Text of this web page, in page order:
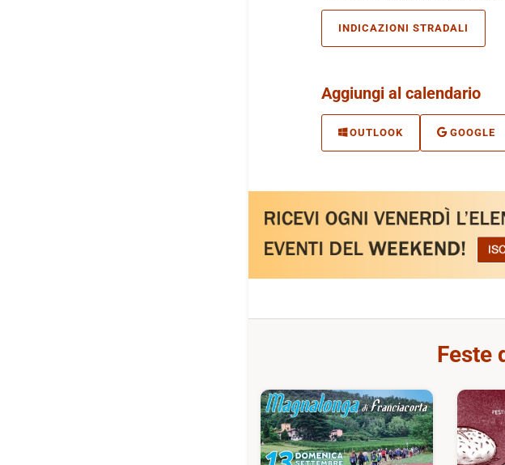
INDICAZIONI STRADALI
Aggiungi al calendario
OUTLOOK GOOGLE
Feste